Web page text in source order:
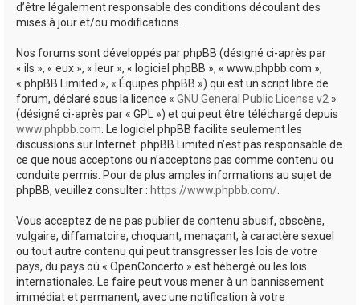
d’être légalement responsable des conditions découlant des
mises à jour et/ou modifications.
Nos forums sont développés par phpBB (désigné ci-après par
« ils », « eux », « leur », « logiciel phpBB », « www.phpbb.com »,
« phpBB Limited », « Équipes phpBB ») qui est un script libre de
forum, déclaré sous la licence « GNU General Public License v2 »
(désigné ci-après par « GPL ») et qui peut être téléchargé depuis
www.phpbb.com. Le logiciel phpBB facilite seulement les
discussions sur Internet. phpBB Limited n’est pas responsable de
ce que nous acceptons ou n’acceptons pas comme contenu ou
conduite permis. Pour de plus amples informations au sujet de
phpBB, veuillez consulter : https://www.phpbb.com/.
Vous acceptez de ne pas publier de contenu abusif, obscène,
vulgaire, diffamatoire, choquant, menaçant, à caractère sexuel
ou tout autre contenu qui peut transgresser les lois de votre
pays, du pays où « OpenConcerto » est hébergé ou les lois
internationales. Le faire peut vous mener à un bannissement
immédiat et permanent, avec une notification à votre